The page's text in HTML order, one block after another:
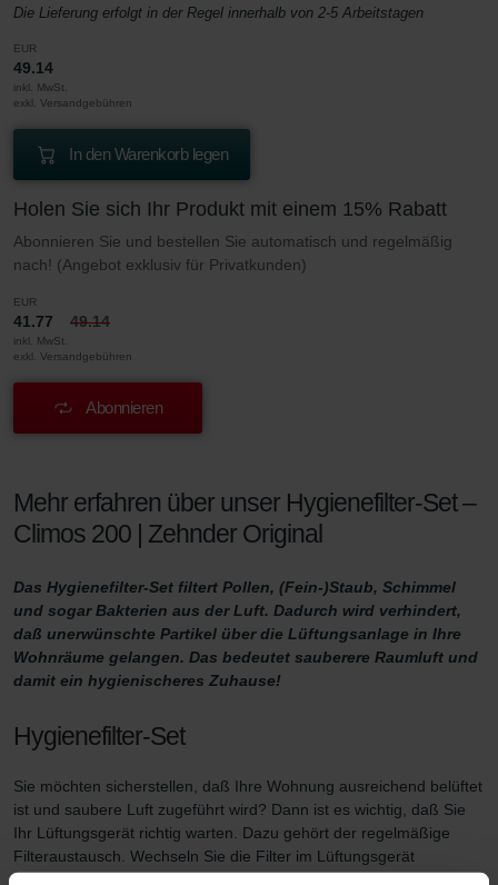
Die Lieferung erfolgt in der Regel innerhalb von 2-5 Arbeitstagen
EUR
49.14
inkl. MwSt.
exkl. Versandgebühren
In den Warenkorb legen
Holen Sie sich Ihr Produkt mit einem 15% Rabatt
Abonnieren Sie und bestellen Sie automatisch und regelmäßig
nach! (Angebot exklusiv für Privatkunden)
EUR
41.77 49.14
inkl. MwSt.
exkl. Versandgebühren
Abonnieren
Mehr erfahren über unser Hygienefilter-Set –
Climos 200 | Zehnder Original
Das Hygienefilter-Set filtert Pollen, (Fein-)Staub, Schimmel
und sogar Bakterien aus der Luft. Dadurch wird verhindert,
daß unerwünschte Partikel über die Lüftungsanlage in Ihre
Wohnräume gelangen. Das bedeutet sauberere Raumluft und
damit ein hygienischeres Zuhause!
Hygienefilter-Set
Sie möchten sicherstellen, daß Ihre Wohnung ausreichend belüftet
ist und saubere Luft zugeführt wird? Dann ist es wichtig, daß Sie
Ihr Lüftungsgerät richtig warten. Dazu gehört der regelmäßige
Filteraustausch. Wechseln Sie die Filter im Lüftungsgerät
mindestens dreimal im Jahr aus und verwenden Sie hochwertige